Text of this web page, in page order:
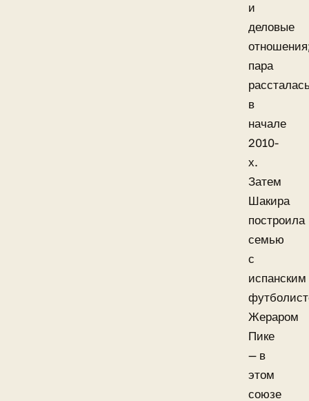
и
деловые
пара
в
начале
2010-
х.
Затем
Шакира
построила
семью
с
испанским
Жераром
Пике
— в
этом
союзе